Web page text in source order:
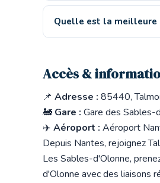
Quelle est la meilleure
Accès &
📌 Adresse : 85440,
🚂 Gare : Gare des Sables-
✈️ Aéroport : Aéroport
Depuis Nantes, rejoignez
Les Sables-d'Olonne,
d'Olonne avec des liaisons